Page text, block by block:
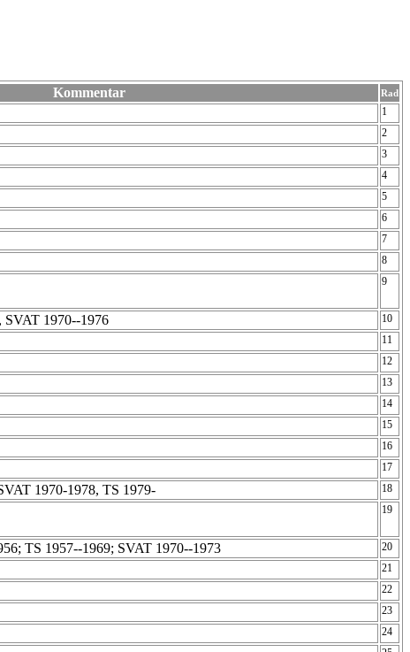
Kommentar Rad
1
2
3
4
5
6
7
8
9
SVAT 1970--1976 10
11
12
13
14
15
16
17
1970-1978, TS 1979- 18
19
TS 1957--1969; SVAT 1970--1973 20
21
22
23
24